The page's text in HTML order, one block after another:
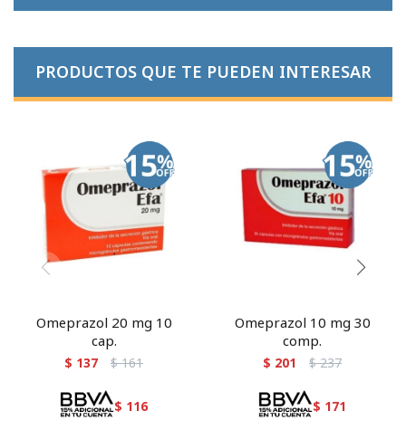
PRODUCTOS QUE TE PUEDEN INTERESAR
Omeprazol 20 mg 10
cap.
$ 137 $ 161
$ 116
Omeprazol 10 mg 30
comp.
$ 201 $ 237
$ 171